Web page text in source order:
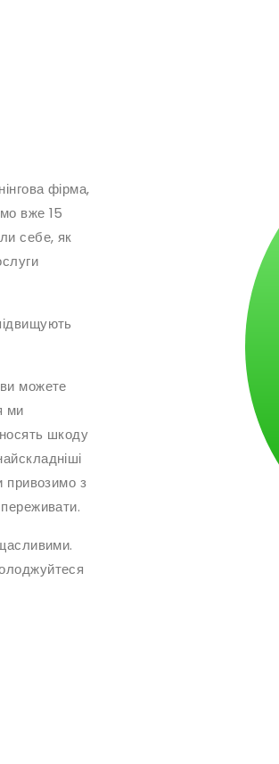
фірма,
вже 15
себе, як
можете
ми
шкоду
привозимо з